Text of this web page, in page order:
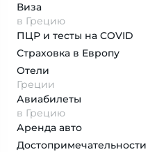
Виза
в Грецию
ПЦР и тесты на COVID
Страховка в Европу
Отели
Греции
Авиабилеты
в Грецию
Аренда авто
Достопримеча­тельности